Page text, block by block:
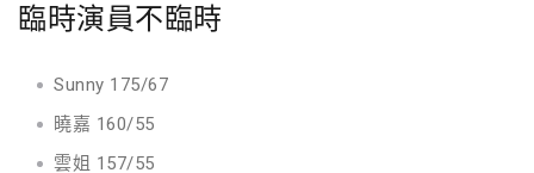
臨時演員不臨時
Sunny 175/67
曉嘉 160/55
雲姐 157/55